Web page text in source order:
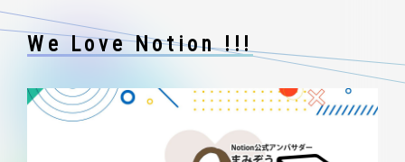
We Love Notion !!!